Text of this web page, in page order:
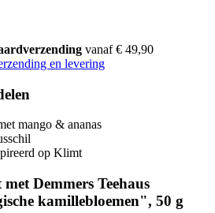
vanaf € 49,90
en levering
mango & ananas
op Klimt
Demmers Teehaus
kamillebloemen", 50 g